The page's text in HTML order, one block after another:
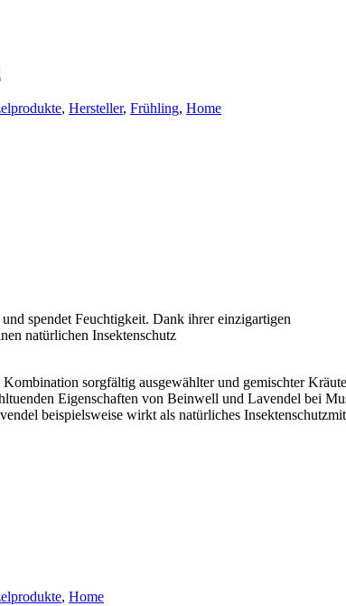
, Hersteller, Frühling, Home
spendet Feuchtigkeit. Dank ihrer einzigartigen
natürlichen Insektenschutz
sorgfältig ausgewählter und gemischter
Eigenschaften von Beinwell und Lavendel bei
beispielsweise wirkt als natürliches
, Home